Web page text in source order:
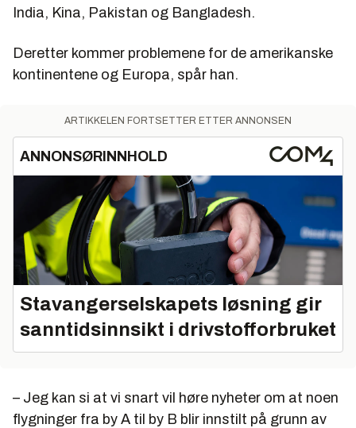
India, Kina, Pakistan og Bangladesh.
Deretter kommer problemene for de amerikanske
kontinentene og Europa, spår han.
ARTIKKELEN FORTSETTER ETTER ANNONSEN
ANNONSØRINNHOLD
Stavangerselskapets løsning gir
sanntidsinnsikt i drivstofforbruket
– Jeg kan si at vi snart vil høre nyheter om at noen
flygninger fra by A til by B blir innstilt på grunn av